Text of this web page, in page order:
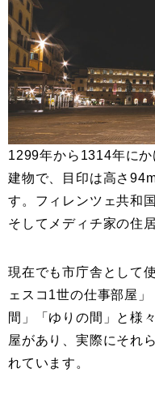
1299年から1314年に
建物で、目印は高さ
す。フィレンツェ共和
そしてメディチ家の住
現在でも市庁舎として
ェスコ1世の仕事部屋
間」「ゆりの間」と様
屋があり、実際にそれ
れています。